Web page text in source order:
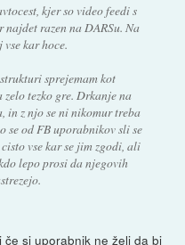
kjer so video feedi s
razen na DARSu. Na
kar hoce.
sprejemam kot
zelo tezko gre. Drkanje na
in z njo se ni nikomur treba
se od FB uporabnikov sli se
vse kar se jim zgodi, ali
lepo prosi da njegovih
si uporabnik ne želi da bi